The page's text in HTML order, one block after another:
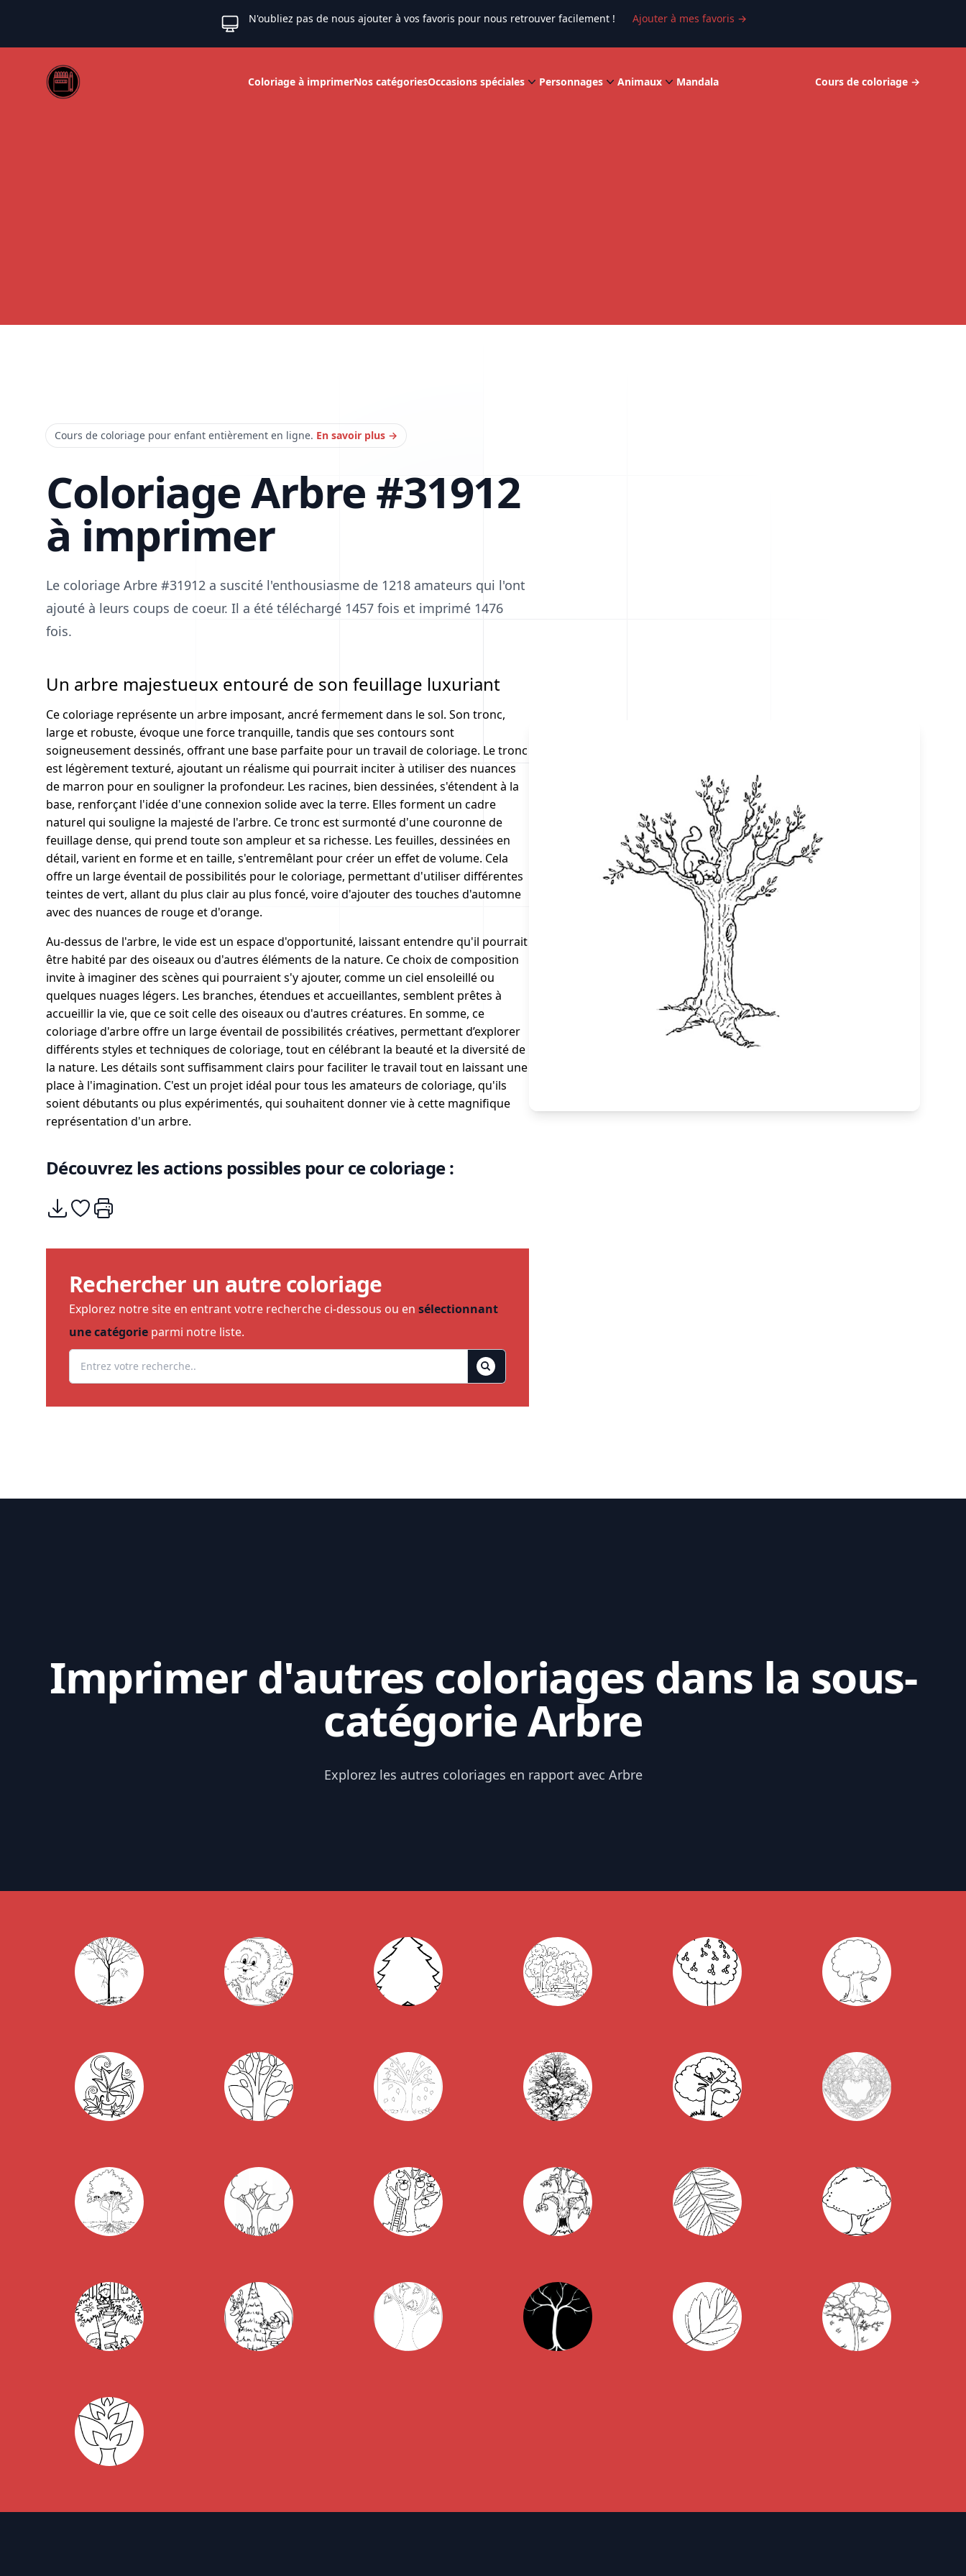
N'oubliez pas de nous ajouter à vos favoris pour nous retrouver facilement ! Ajouter à mes favoris →
Web coloriage
Coloriage à imprimerNos catégoriesOccasions spéciales Personnages Animaux Mandala Cours de coloriage →
Cours de coloriage pour enfant entièrement en ligne. En savoir plus →
Coloriage Arbre #31912
à imprimer
Le coloriage Arbre #31912 a suscité l'enthousiasme de 1218 amateurs qui l'ont
ajouté à leurs coups de coeur. Il a été téléchargé 1457 fois et imprimé 1476
fois.
Un arbre majestueux entouré de son feuillage luxuriant
Ce coloriage représente un arbre imposant, ancré fermement dans le sol. Son tronc,
large et robuste, évoque une force tranquille, tandis que ses contours sont
soigneusement dessinés, offrant une base parfaite pour un travail de coloriage. Le tronc
est légèrement texturé, ajoutant un réalisme qui pourrait inciter à utiliser des nuances
de marron pour en souligner la profondeur. Les racines, bien dessinées, s'étendent à la
base, renforçant l'idée d'une connexion solide avec la terre. Elles forment un cadre
naturel qui souligne la majesté de l'arbre. Ce tronc est surmonté d'une couronne de
feuillage dense, qui prend toute son ampleur et sa richesse. Les feuilles, dessinées en
détail, varient en forme et en taille, s'entremêlant pour créer un effet de volume. Cela
offre un large éventail de possibilités pour le coloriage, permettant d'utiliser différentes
teintes de vert, allant du plus clair au plus foncé, voire d'ajouter des touches d'automne
avec des nuances de rouge et d'orange.
Au-dessus de l'arbre, le vide est un espace d'opportunité, laissant entendre qu'il pourrait
être habité par des oiseaux ou d'autres éléments de la nature. Ce choix de composition
invite à imaginer des scènes qui pourraient s'y ajouter, comme un ciel ensoleillé ou
quelques nuages légers. Les branches, étendues et accueillantes, semblent prêtes à
accueillir la vie, que ce soit celle des oiseaux ou d'autres créatures. En somme, ce
coloriage d'arbre offre un large éventail de possibilités créatives, permettant d’explorer
différents styles et techniques de coloriage, tout en célébrant la beauté et la diversité de
la nature. Les détails sont suffisamment clairs pour faciliter le travail tout en laissant une
place à l'imagination. C'est un projet idéal pour tous les amateurs de coloriage, qu'ils
soient débutants ou plus expérimentés, qui souhaitent donner vie à cette magnifique
représentation d'un arbre.
Découvrez les actions possibles pour ce coloriage :
Télécharger
Ajouter à mes coups de coeurs
Imprimer
Rechercher un autre coloriage
Explorez notre site en entrant votre recherche ci-dessous ou en sélectionnant
une catégorie parmi notre liste.
Imprimer d'autres coloriages dans la sous-
catégorie Arbre
Explorez les autres coloriages en rapport avec Arbre